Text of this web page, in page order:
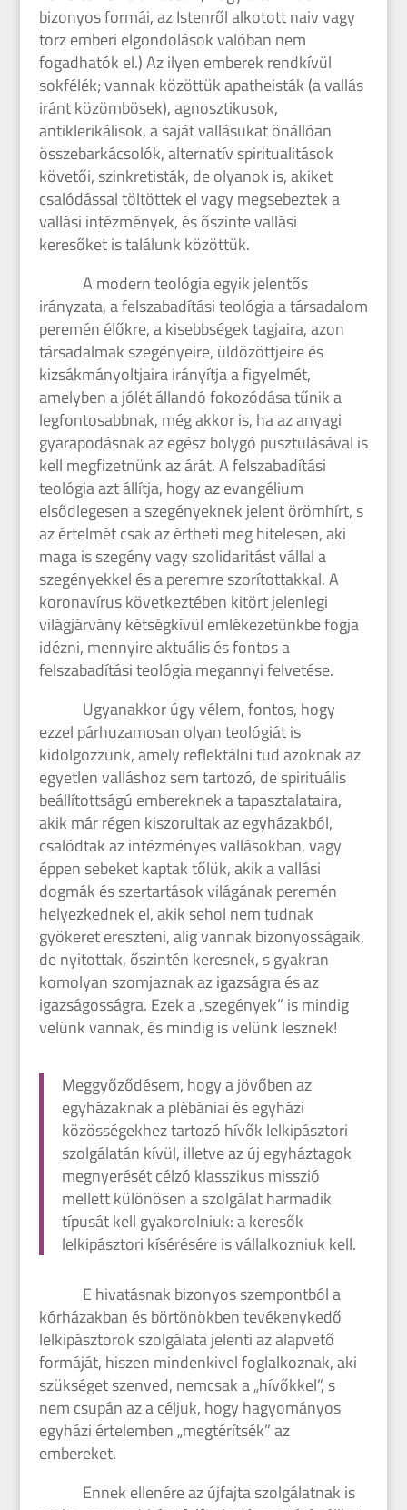
bizonyos formái, az Istenről alkotott naiv vagy
torz emberi elgondolások valóban nem
fogadhatók el.) Az ilyen emberek rendkívül
sokfélék; vannak közöttük apatheisták (a vallás
iránt közömbösek), agnosztikusok,
antiklerikálisok, a saját vallásukat önállóan
összebarkácsolók, alternatív spiritualitások
követői, szinkretisták, de olyanok is, akiket
csalódással töltöttek el vagy megsebeztek a
vallási intézmények, és őszinte vallási
keresőket is találunk közöttük.
A modern teológia egyik jelentős
irányzata, a felszabadítási teológia a társadalom
peremén élőkre, a kisebbségek tagjaira, azon
társadalmak szegényeire, üldözöttjeire és
kizsákmányoltjaira irányítja a figyelmét,
amelyben a jólét állandó fokozódása tűnik a
legfontosabbnak, még akkor is, ha az anyagi
gyarapodásnak az egész bolygó pusztulásával is
kell megfizetnünk az árát. A felszabadítási
teológia azt állítja, hogy az evangélium
elsődlegesen a szegényeknek jelent örömhírt, s
az értelmét csak az értheti meg hitelesen, aki
maga is szegény vagy szolidaritást vállal a
szegényekkel és a peremre szorítottakkal. A
koronavírus következtében kitört jelenlegi
világjárvány kétségkívül emlékezetünkbe fogja
idézni, mennyire aktuális és fontos a
felszabadítási teológia megannyi felvetése.
Ugyanakkor úgy vélem, fontos, hogy
ezzel párhuzamosan olyan teológiát is
kidolgozzunk, amely reflektálni tud azoknak az
egyetlen valláshoz sem tartozó, de spirituális
beállítottságú embereknek a tapasztalataira,
akik már régen kiszorultak az egyházakból,
csalódtak az intézményes vallásokban, vagy
éppen sebeket kaptak tőlük, akik a vallási
dogmák és szertartások világának peremén
helyezkednek el, akik sehol nem tudnak
gyökeret ereszteni, alig vannak bizonyosságaik,
de nyitottak, őszintén keresnek, s gyakran
komolyan szomjaznak az igazságra és az
igazságosságra. Ezek a „szegények” is mindig
velünk vannak, és mindig is velünk lesznek!
Meggyőződésem, hogy a jövőben az
egyházaknak a plébániai és egyházi
közösségekhez tartozó hívők lelkipásztori
szolgálatán kívül, illetve az új egyháztagok
megnyerését célzó klasszikus misszió
mellett különösen a szolgálat harmadik
típusát kell gyakorolniuk: a keresők
lelkipásztori kísérésére is vállalkozniuk kell.
E hivatásnak bizonyos szempontból a
kórházakban és börtönökben tevékenykedő
lelkipásztorok szolgálata jelenti az alapvető
formáját, hiszen mindenkivel foglalkoznak, aki
szükséget szenved, nemcsak a „hívőkkel”, s
nem csupán az a céljuk, hogy hagyományos
egyházi értelemben „megtérítsék” az
embereket.
Ennek ellenére az újfajta szolgálatnak is